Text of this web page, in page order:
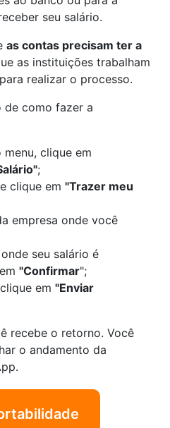
seu salário.
as contas precisam ter a
as instituições trabalham
realizar o processo.
de como fazer a
clique em
;
clique em "Trazer meu
empresa onde você
seu salário é
"Confirmar";
em "Enviar
recebe o retorno. Você
o andamento da